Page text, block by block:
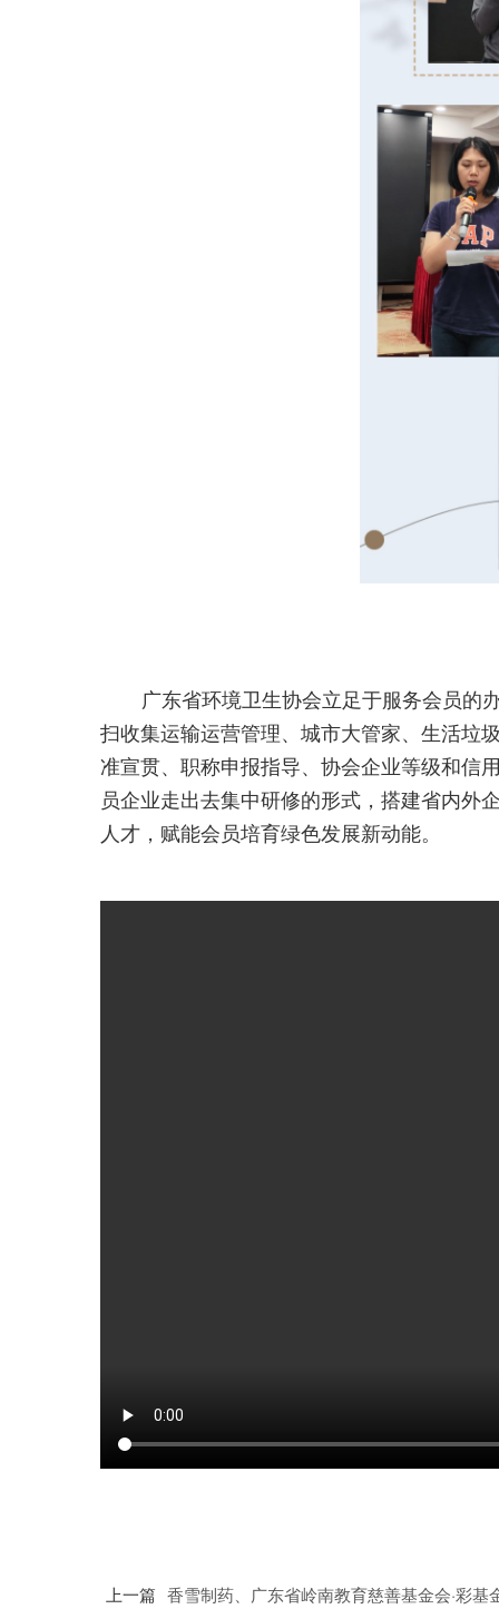
广东省环境卫生协会立足于服务会员的
扫收集运输运营管理、城市大管家、生活垃
准宣贯、职称申报指导、协会企业等级和信
员企业走出去集中研修的形式，搭建省内外
人才，赋能会员培育绿色发展新动能。
上一篇 香雪制药、广东省岭南教育慈善基金会·彩